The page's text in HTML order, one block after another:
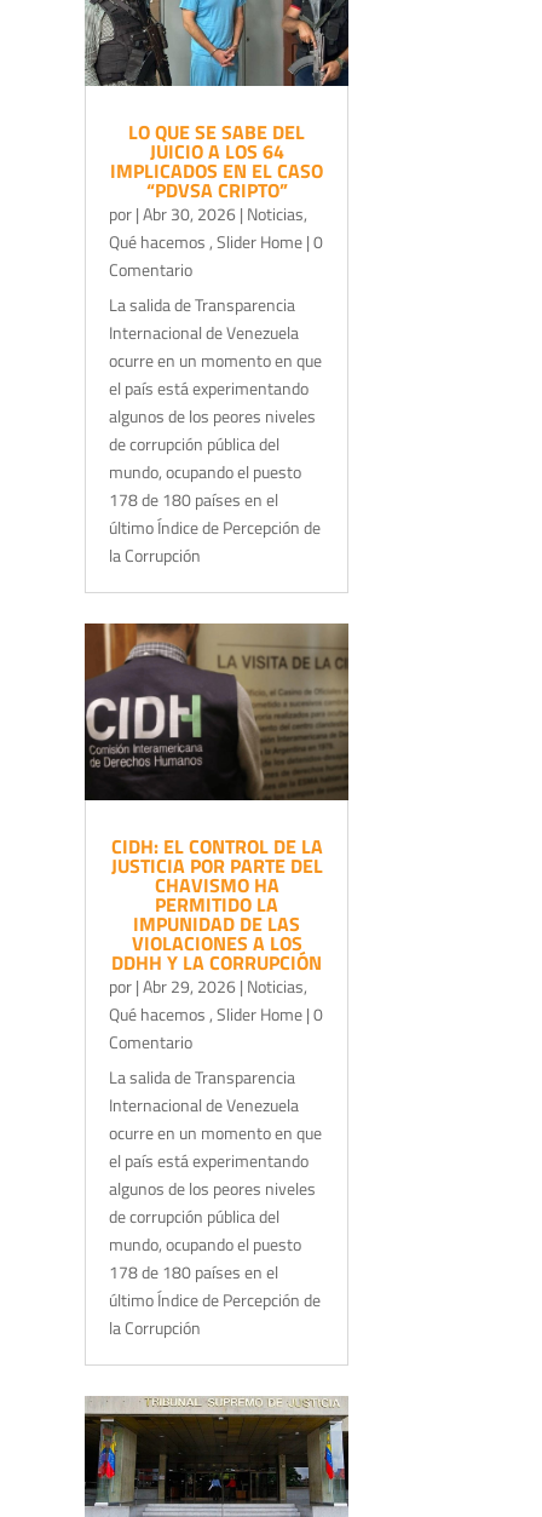
LO QUE SE SABE DEL
JUICIO A LOS 64
IMPLICADOS EN EL CASO
“PDVSA CRIPTO”
por|Abr 30, 2026| Noticias,
Qué hacemos ,Slider Home| 0
Comentario
La salida de Transparencia
Internacional de Venezuela
ocurre en un momento en que
el país está experimentando
algunos de los peores niveles
de corrupción pública del
mundo, ocupando el puesto
178 de 180 países en el
último Índice de Percepción de
la Corrupción
CIDH: EL CONTROL DE LA
JUSTICIA POR PARTE DEL
CHAVISMO HA
PERMITIDO LA
IMPUNIDAD DE LAS
VIOLACIONES A LOS
DDHH Y LA CORRUPCIÓN
por|Abr 29, 2026| Noticias,
Qué hacemos ,Slider Home| 0
Comentario
La salida de Transparencia
Internacional de Venezuela
ocurre en un momento en que
el país está experimentando
algunos de los peores niveles
de corrupción pública del
mundo, ocupando el puesto
178 de 180 países en el
último Índice de Percepción de
la Corrupción